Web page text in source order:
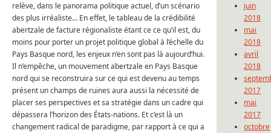
relève, dans le panorama politique actuel, d’un scénario
des plus irréaliste… En effet, le tableau de la crédibilité
abertzale de facture régionaliste étant ce ce qu’il est, du
moins pour porter un projet politique global à l’échelle du
Pays Basque nord, les enjeux n’en sont pas là aujourd’hui.
Il n’empêche, un mouvement abertzale en Pays Basque
nord qui se reconstruira sur ce qui est devenu au temps
présent un champs de ruines aura aussi la nécessité de
placer ses perspectives et sa stratégie dans un cadre qui
dépassera l’horizon des États-nations. Et c’est là un
changement radical de paradigme, par rapport à ce qui a
juin
2018
mai
2018
avril
2018
2017
mai
2017
octobre